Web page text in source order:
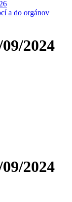
a do orgánov
2024
2024